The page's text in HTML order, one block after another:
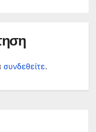
συνδεθείτε.